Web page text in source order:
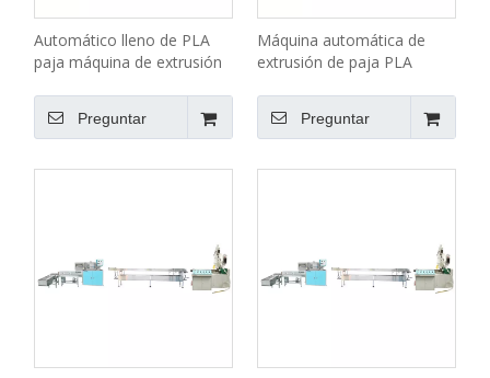
Automático lleno de PLA
paja máquina de extrusión
Preguntar
Máquina automática de
extrusión de paja PLA
Preguntar